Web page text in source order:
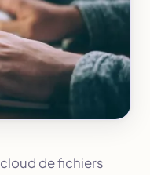
de fichiers